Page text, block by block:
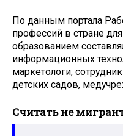
По данным портала
профессий в стране
образованием
информационных
маркетологи,
детских садов,
Считать не